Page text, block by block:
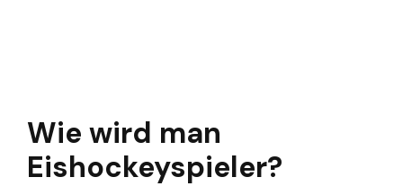
Wie wird man
Eishockeyspieler?